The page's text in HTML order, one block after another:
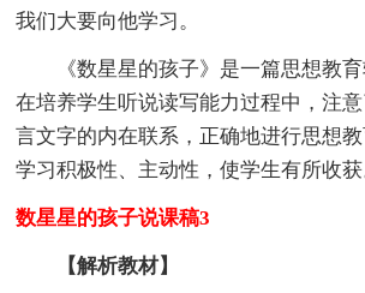
我们大要向他学习。
《数星星的孩子》是一篇思想教育
在培养学生听说读写能力过程中，注
言文字的内在联系，正确地进行思想
学习积极性、主动性，使学生有所收获
数星星的孩子说课稿3
【解析教材】